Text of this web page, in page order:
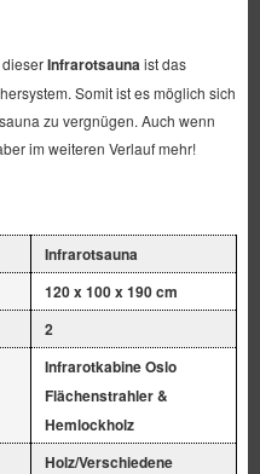
Infrarotsauna ist das
Somit ist es möglich sich
zu vergnügen. Auch wenn
im weiteren Verlauf mehr!
Infrarotsauna
120 x 100 x 190 cm
2
Infrarotkabine Oslo
Flächenstrahler &
Hemlockholz
Holz/Verschiedene